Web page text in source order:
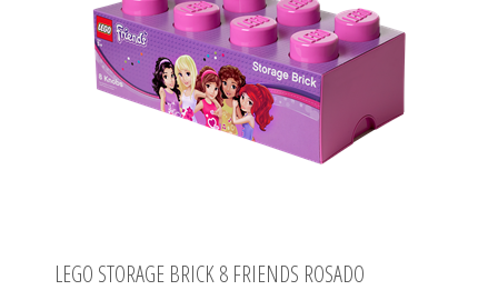
LEGO STORAGE BRICK 8 FRIENDS ROSADO